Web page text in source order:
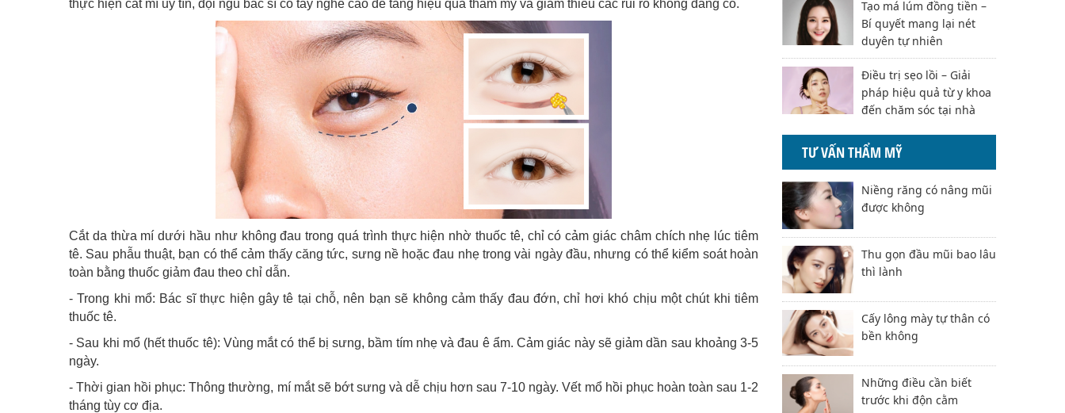
thực hiện cắt mí uy tín, đội ngũ bác sĩ có tay nghề cao để tăng hiệu quả thẩm mỹ và giảm thiểu các rủi ro không đáng có.
Cắt da thừa mí dưới hầu như không đau trong quá trình thực hiện nhờ thuốc tê, chỉ có cảm giác châm chích nhẹ lúc tiêm
tê. Sau phẫu thuật, bạn có thể cảm thấy căng tức, sưng nề hoặc đau nhẹ trong vài ngày đầu, nhưng có thể kiểm soát hoàn
toàn bằng thuốc giảm đau theo chỉ dẫn.
- Trong khi mổ: Bác sĩ thực hiện gây tê tại chỗ, nên bạn sẽ không cảm thấy đau đớn, chỉ hơi khó chịu một chút khi tiêm
thuốc tê.
- Sau khi mổ (hết thuốc tê): Vùng mắt có thể bị sưng, bầm tím nhẹ và đau ê ẩm. Cảm giác này sẽ giảm dần sau khoảng 3-5
ngày.
- Thời gian hồi phục: Thông thường, mí mắt sẽ bớt sưng và dễ chịu hơn sau 7-10 ngày. Vết mổ hồi phục hoàn toàn sau 1-2
tháng tùy cơ địa.
Tạo má lúm đồng tiền –
Bí quyết mang lại nét
duyên tự nhiên
Điều trị sẹo lồi – Giải
pháp hiệu quả từ y khoa
đến chăm sóc tại nhà
TƯ VẤN THẨM MỸ
Niềng răng có nâng mũi
được không
Thu gọn đầu mũi bao lâu
thì lành
Cấy lông mày tự thân có
bền không
Những điều cần biết
trước khi độn cằm